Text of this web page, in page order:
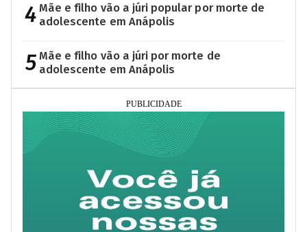
4 Mãe e filho vão a júri popular por morte de
adolescente em Anápolis
5 Mãe e filho vão a júri por morte de
adolescente em Anápolis